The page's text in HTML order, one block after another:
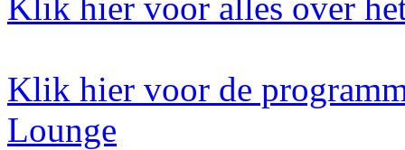
Klik hier voor de
Lounge